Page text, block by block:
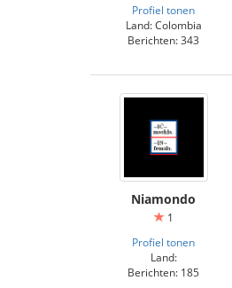
Profiel tonen
Land: Colombia
Berichten: 343
Niamondo
1
Profiel tonen
Land:
Berichten: 185